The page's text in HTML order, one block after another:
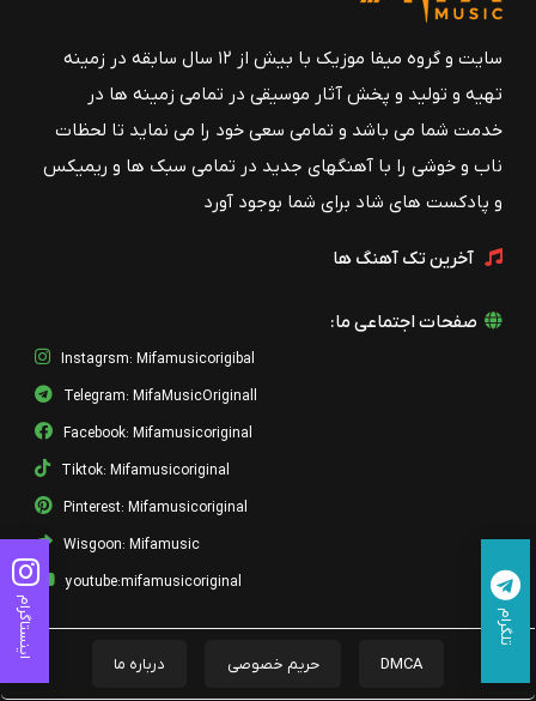
سایت و گروه میفا موزیک با بیش از ۱۲ سال سابقه در زمینه
تهیه و تولید و پخش آثار موسیقی در تمامی زمینه ها در
خدمت شما می باشد و تمامی سعی خود را می نماید تا لحظات
ناب و خوشی را با آهنگهای جدید در تمامی سبک ها و ریمیکس
و پادکست های شاد برای شما بوجود آورد
آخرین تک آهنگ ها
صفحات اجتماعی ما:
Instagrsm: Mifamusicorigibal
Telegram: MifaMusicOriginall
Facebook: Mifamusicoriginal
Tiktok: Mifamusicoriginal
Pinterest: Mifamusicoriginal
Wisgoon: Mifamusic
youtube:mifamusicoriginal
DMCA حریم خصوصی درباره ما
اینستاگرام تلگرام